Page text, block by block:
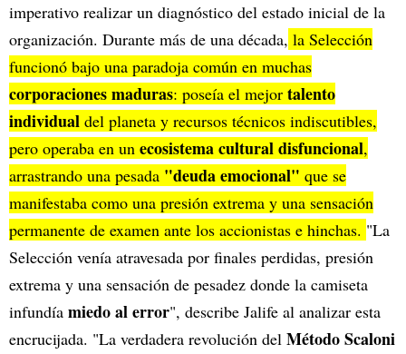
imperativo realizar un diagnóstico del estado inicial de la
organización. Durante más de una década, la Selección
funcionó bajo una paradoja común en muchas
corporaciones maduras: poseía el mejor talento
individual del planeta y recursos técnicos indiscutibles,
pero operaba en un ecosistema cultural disfuncional,
arrastrando una pesada "deuda emocional" que se
manifestaba como una presión extrema y una sensación
permanente de examen ante los accionistas e hinchas. "La
Selección venía atravesada por finales perdidas, presión
extrema y una sensación de pesadez donde la camiseta
infundía miedo al error", describe Jalife al analizar esta
encrucijada. "La verdadera revolución del Método Scaloni